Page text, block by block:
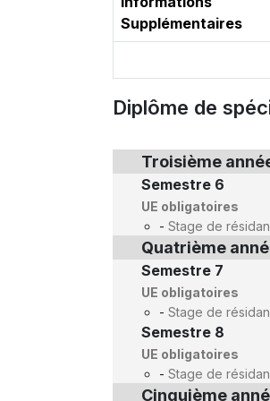
Supplémentaires
Diplôme de
Troisième
Semestre 6
UE obligatoires
- Stage de
Quatrième
Semestre 7
UE obligatoires
- Stage de
Semestre 8
UE obligatoires
- Stage de
Cinquième